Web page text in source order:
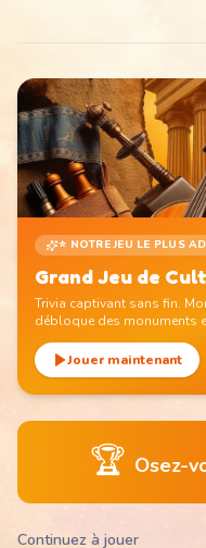
⭐ NOTRE JEU LE PLUS
Grand Jeu de
Trivia captivant sans fin.
débloque des monuments
Jouer maintenant
🏆 Osez-
Continuez à jouer